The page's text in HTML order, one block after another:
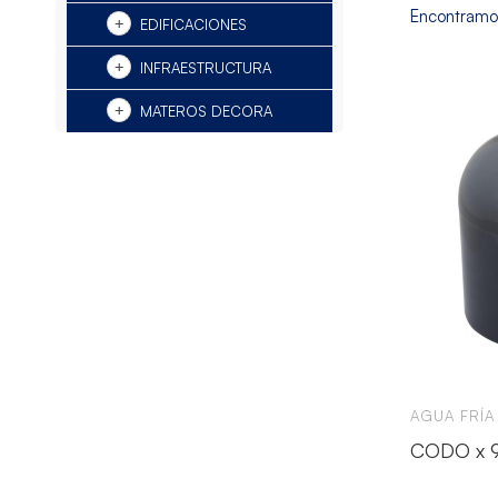
EDIFICACIONES
INFRAESTRUCTURA
MATEROS DECORA
AGUA FRÍA
CODO x